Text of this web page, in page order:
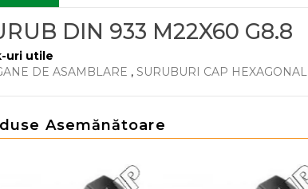
DIN 933 M22X60 G8.8
uri utile
DE ASAMBLARE , SURUBURI CAP HEXAGONAL
Asemănătoare